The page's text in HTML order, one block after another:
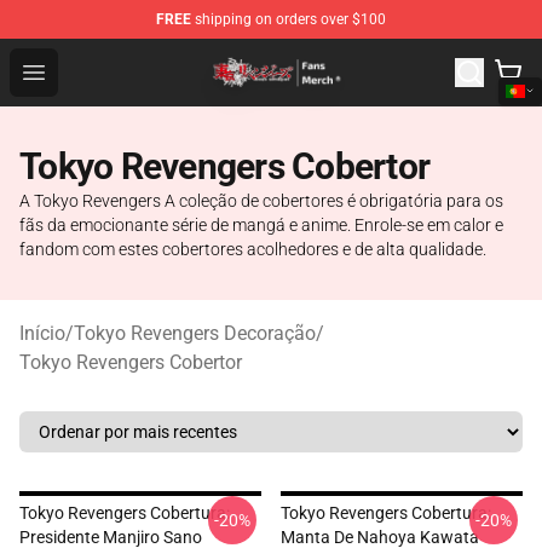
FREE shipping on orders over $100
Open menu
Tokyo Revengers Store - Official Tokyo Revengers
Tokyo Revengers Cobertor
A Tokyo Revengers A coleção de cobertores é obrigatória para os
fãs da emocionante série de mangá e anime. Enrole-se em calor e
fandom com estes cobertores acolhedores e de alta qualidade.
Início/Tokyo Revengers Decoração/
Tokyo Revengers Cobertor
Tokyo Revengers Cobertura:
Presidente Manjiro Sano
-20%
Tokyo Revengers Cobertura:
Manta De Nahoya Kawata
-20%